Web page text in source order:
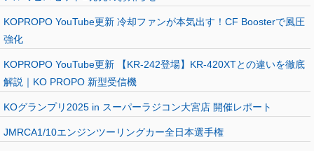
KOPROPO YouTube更新 冷却ファンが本気出す！CF Boosterで風圧
強化
KOPROPO YouTube更新 【KR-242登場】KR-420XTとの違いを徹底
解説｜KO PROPO 新型受信機
KOグランプリ2025 in スーパーラジコン大宮店 開催レポート
JMRCA1/10エンジンツーリングカー全日本選手権